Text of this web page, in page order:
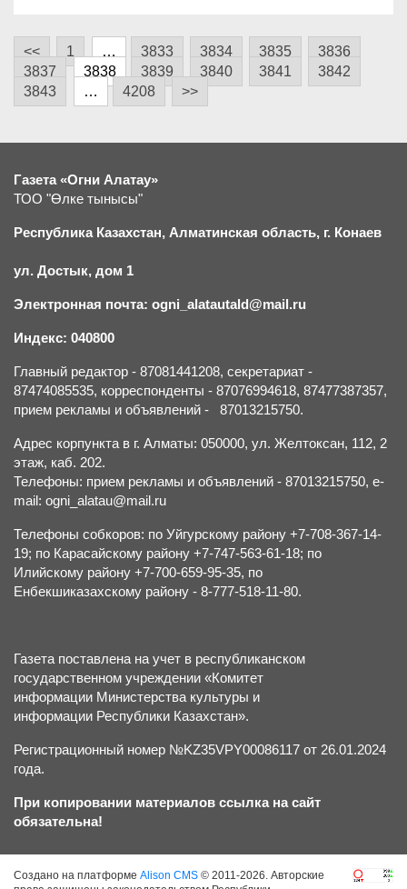
<< 1 … 3833 3834 3835
3836
3837
3838 3839 3840 3841
3842
3843
… 4208 >>
Газета «Огни Алатау»
ТОО "Өлке тынысы"
Республика Казахстан, Алматинская область, г. Конаев
ул. Достык, дом 1
Электронная почта: ogni_alatautald@mail.ru
Индекс: 040800
Главный редактор - 87081441208, секретариат -
87474085535, корреспонденты - 87076994618, 87477387357,
прием рекламы и объявлений - 87013215750.
Адрес корпункта в г. Алматы: 050000, ул. Желтоксан, 112, 2
этаж, каб. 202.
Телефоны: прием рекламы и объявлений - 87013215750, e-
mail: ogni_alatau@mail.ru
Телефоны собкоров: по Уйгурскому району +7-708-367-14-
19; по Карасайскому району +7-747-563-61-18; по
Илийскому району +7-700-659-95-35, по
Енбекшиказахскому району - 8-777-518-11-80.
Газета поставлена на учет в республиканском
государственном учреждении «Комитет
информации Министерства культуры и
информации Республики Казахстан».
Регистрационный номер №KZ35VPY00086117 от 26.01.2024
года.
При копировании материалов ссылка на сайт
обязательна!
Создано на платформе Alison CMS © 2011-2026. Авторские